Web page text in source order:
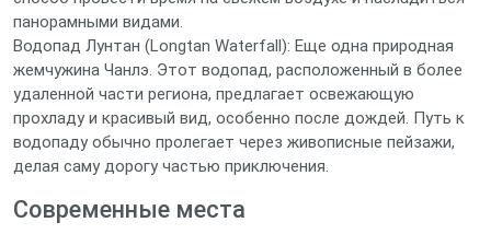
панорамными видами.
Водопад Лунтан (Longtan Waterfall): Еще одна природная
жемчужина Чанлэ. Этот водопад, расположенный в более
удаленной части региона, предлагает освежающую
прохладу и красивый вид, особенно после дождей. Путь к
водопаду обычно пролегает через живописные пейзажи,
делая саму дорогу частью приключения.
Современные места